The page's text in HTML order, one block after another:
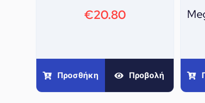
€20.80
Προσθήκη Προβολή